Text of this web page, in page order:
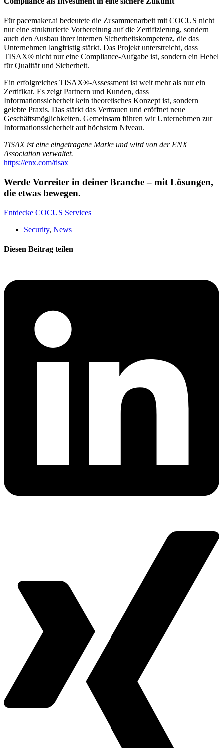
Für pacemaker.ai bedeutete die Zusammenarbeit mit COCUS nicht
nur eine strukturierte Vorbereitung auf die Zertifizierung, sondern
auch den Ausbau ihrer internen Sicherheitskompetenz, die das
Unternehmen langfristig stärkt. Das Projekt unterstreicht, dass
TISAX® nicht nur eine Compliance-Aufgabe ist, sondern ein Hebel
für Qualität und Sicherheit.
Ein erfolgreiches TISAX®-Assessment ist weit mehr als nur ein
Zertifikat. Es zeigt Partnern und Kunden, dass
Informationssicherheit kein theoretisches Konzept ist, sondern
gelebte Praxis. Das stärkt das Vertrauen und eröffnet neue
Geschäftsmöglichkeiten. Gemeinsam führen wir Unternehmen zur
Informationssicherheit auf höchstem Niveau.
TISAX ist eine eingetragene Marke und wird von der ENX
Association verwaltet.
https://enx.com/tisax
Werde Vorreiter in deiner Branche – mit Lösungen,
die etwas bewegen.
Entdecke COCUS Services
Security, News
Diesen Beitrag teilen